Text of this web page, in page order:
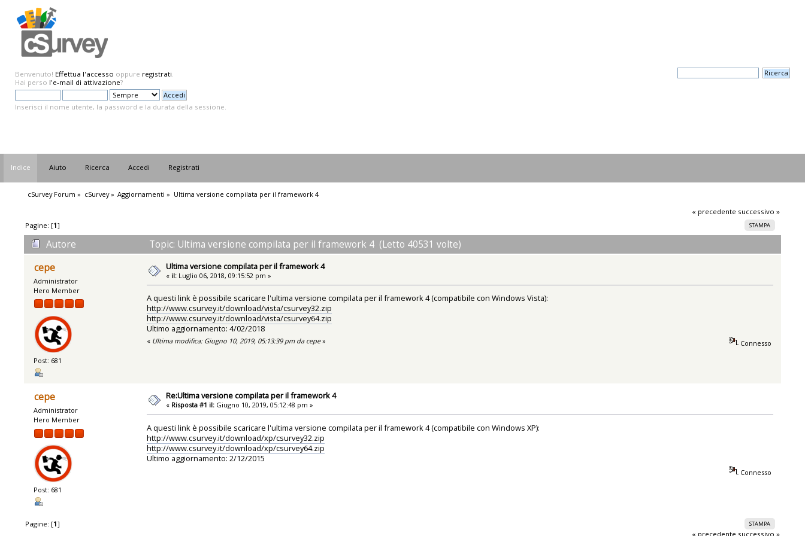
Benvenuto! Effettua l'accesso oppure registrati.
Hai perso l'e-mail di attivazione?
Inserisci il nome utente, la password e la durata della sessione.
Indice Aiuto Ricerca Accedi Registrati
cSurvey Forum » cSurvey» Aggiornamenti » Ultima versione compilata per il framework 4
« precedente successivo »
STAMPA
Pagine: [1]
Autore
Topic: Ultima versione compilata per il framework 4 (Letto 40531 volte)
cepe
Administrator
Hero Member
Post: 681
Ultima versione compilata per il framework 4
« il: Luglio 06, 2018, 09:15:52 pm »
A questi link è possibile scaricare l'ultima versione compilata per il framework 4 (compatibile con Windows Vista):
http://www.csurvey.it/download/vista/csurvey32.zip
http://www.csurvey.it/download/vista/csurvey64.zip
Ultimo aggiornamento: 4/02/2018
« Ultima modifica: Giugno 10, 2019, 05:13:39 pm da cepe» Connesso
cepe
Administrator
Hero Member
Post: 681
Re:Ultima versione compilata per il framework 4
« Risposta #1 il: Giugno 10, 2019, 05:12:48 pm »
A questi link è possibile scaricare l'ultima versione compilata per il framework 4 (compatibile con Windows XP):
http://www.csurvey.it/download/xp/csurvey32.zip
http://www.csurvey.it/download/xp/csurvey64.zip
Ultimo aggiornamento: 2/12/2015
Connesso
STAMPA
Pagine: [1]
« precedente successivo »